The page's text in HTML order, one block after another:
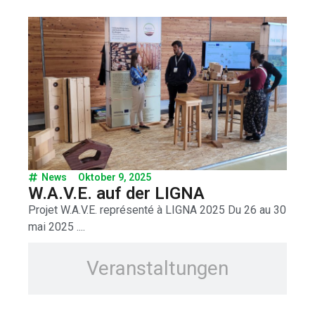
Veranstaltungen
News Oktober 9, 2025
W.A.V.E. auf der LIGNA
Projet W.A.V.E. représenté à LIGNA 2025 Du 26 au 30
mai 2025 ....